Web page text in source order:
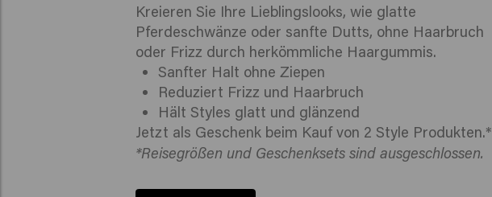
Kreieren Sie Ihre Lieblingslooks, wie glatte
Pferdeschwänze oder sanfte Dutts, ohne Haarbruch
oder Frizz durch herkömmliche Haargummis.
Sanfter Halt ohne Ziepen
Reduziert Frizz und Haarbruch
Hält Styles glatt und glänzend
Jetzt als Geschenk beim Kauf von 2 Style Produkten.*
*Reisegrößen und Geschenksets sind ausgeschlossen.